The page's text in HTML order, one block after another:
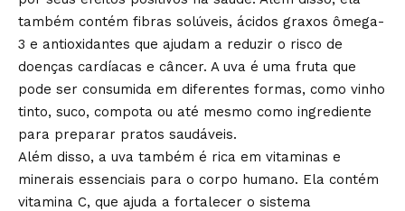
também contém fibras solúveis, ácidos graxos ômega-
3 e antioxidantes que ajudam a reduzir o risco de
doenças cardíacas e câncer. A uva é uma fruta que
pode ser consumida em diferentes formas, como vinho
tinto, suco, compota ou até mesmo como ingrediente
para preparar pratos saudáveis.
Além disso, a uva também é rica em vitaminas e
minerais essenciais para o corpo humano. Ela contém
vitamina C, que ajuda a fortalecer o sistema